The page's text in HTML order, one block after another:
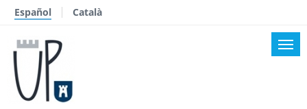
Español Català